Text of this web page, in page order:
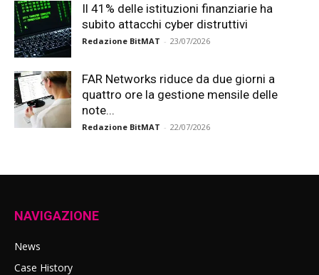
Il 41% delle istituzioni finanziarie ha
subito attacchi cyber distruttivi
Redazione BitMAT - 23/07/2026
FAR Networks riduce da due giorni a
quattro ore la gestione mensile delle
note...
Redazione BitMAT - 22/07/2026
NAVIGAZIONE
News
Case History